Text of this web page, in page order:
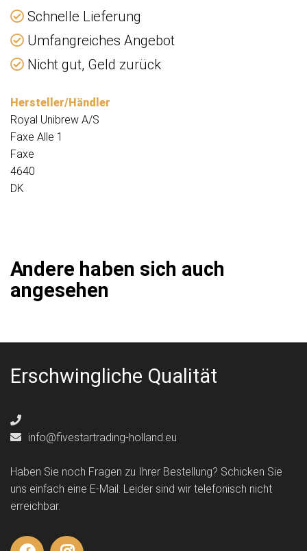
Schnelle Lieferung
Umfangreiches Angebot
Nicht gut, Geld zurück
Hersteller/Händler
Royal Unibrew A/S
Faxe Alle 1
Faxe
4640
DK
Andere haben sich auch
angesehen
Erschwingliche Qualität
info@fivestartrading-holland.eu
Haben Sie noch Fragen zu Ihrer Bestellung? Schicken Sie
uns einfach eine E-Mail. Leider sind wir telefonisch nicht
erreichbar.